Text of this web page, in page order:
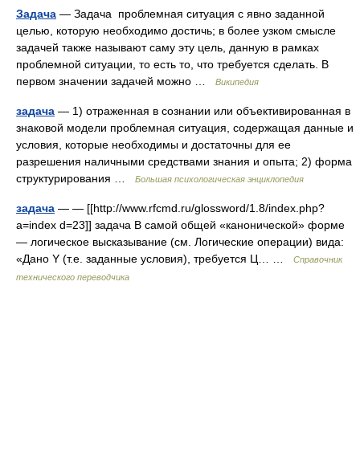
Задача — Задача проблемная ситуация с явно заданной
целью, которую необходимо достичь; в более узком смысле
задачей также называют саму эту цель, данную в рамках
проблемной ситуации, то есть то, что требуется сделать. В
первом значении задачей можно …
Википедия
задача — 1) отраженная в сознании или объективированная в
знаковой модели проблемная ситуация, содержащая данные и
условия, которые необходимы и достаточны для ее
разрешения наличными средствами знания и опыта; 2) форма
структурирования …
Большая психологическая энциклопедия
задача — — [[http://www.rfcmd.ru/glossword/1.8/index.php?
a=index d=23]] задача В самой общей «канонической» форме
— логическое высказывание (см. Логические операции) вида:
«Дано Y (т.е. заданные условия), требуется Ц… …
Справочник
технического переводчика